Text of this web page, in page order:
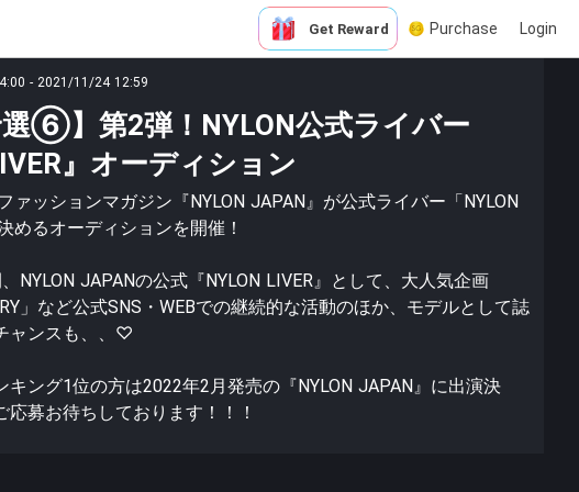
Get Reward Purchase Login
- 2021/11/24 12:59
選⑥】第2弾！NYLON公式ライバー
』オーディション
ァッションマガジン『NYLON JAPAN』が公式ライバー「NYLON
めるオーディションを開催！
NYLON JAPANの公式『NYLON LIVER』として、大人気企画
」など公式SNS・WEBでの継続的な活動のほか、モデルとして誌
ャンスも、、♡
キング1位の方は2022年2月発売の『NYLON JAPAN』に出演決
応募お待ちしております！！！